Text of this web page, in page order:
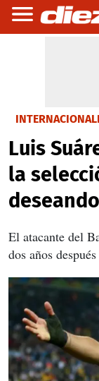
Luis
la
El atacante del
dos años